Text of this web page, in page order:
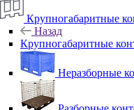
Крупногабаритные
Назад
Крупногабаритные
Неразборные